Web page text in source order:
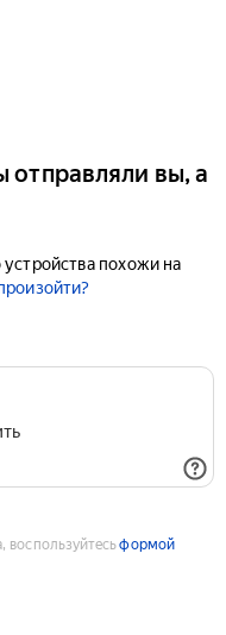
отправляли вы, а
похожи на
воспользуйтесьформой